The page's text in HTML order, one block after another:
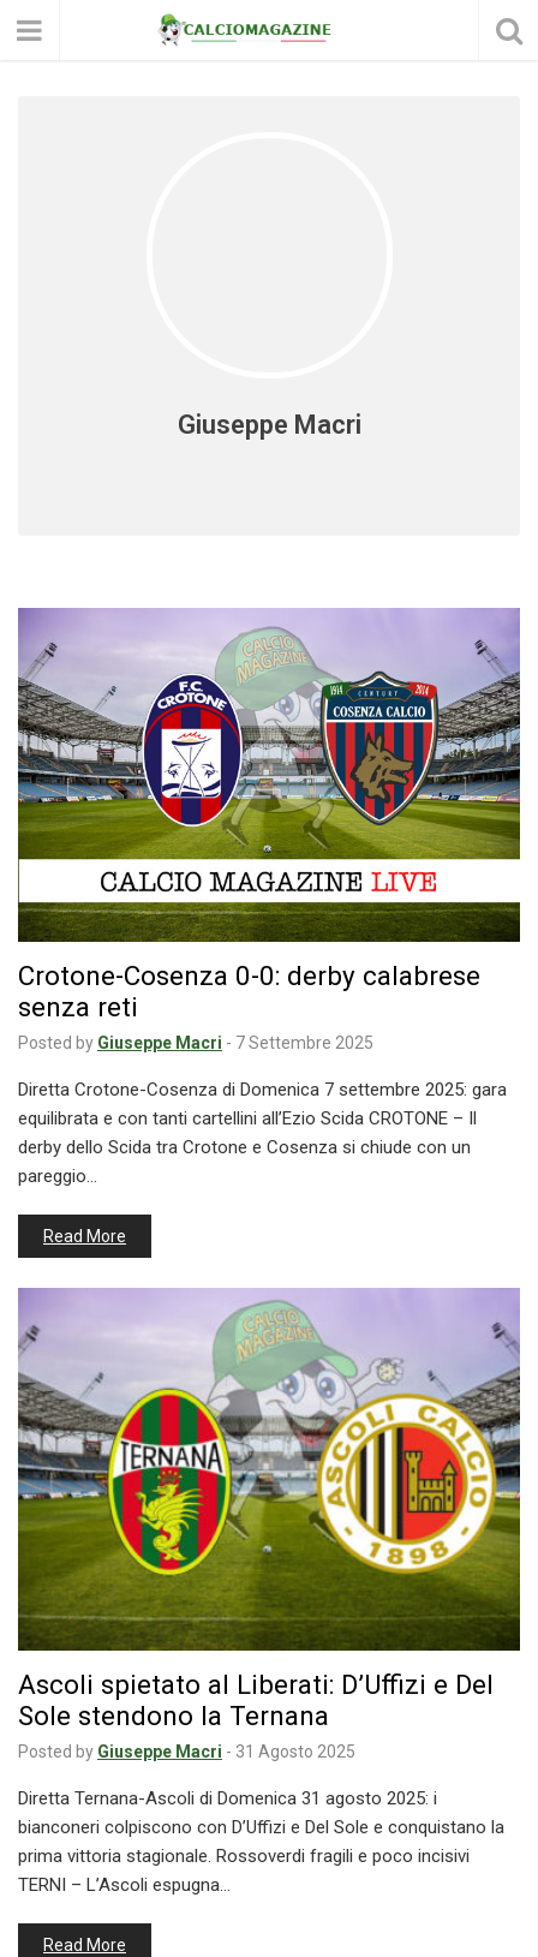
Giuseppe Macri
Crotone-Cosenza 0-0: derby calabrese
senza reti
Posted by Giuseppe Macri - 7 Settembre 2025
Diretta Crotone-Cosenza di Domenica 7 settembre 2025: gara
equilibrata e con tanti cartellini all’Ezio Scida CROTONE – Il
derby dello Scida tra Crotone e Cosenza si chiude con un
pareggio…
Read More
Ascoli spietato al Liberati: D’Uffizi e Del
Sole stendono la Ternana
Posted by Giuseppe Macri - 31 Agosto 2025
Diretta Ternana-Ascoli di Domenica 31 agosto 2025: i
bianconeri colpiscono con D’Uffizi e Del Sole e conquistano la
prima vittoria stagionale. Rossoverdi fragili e poco incisivi
TERNI – L’Ascoli espugna…
Read More